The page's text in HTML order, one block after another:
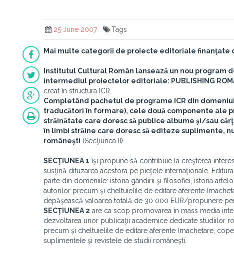
25 June 2007 Tags
Mai multe categorii de proiecte editoriale finanţate
Institutul Cultural Român lansează un nou
intermediul proiectelor editoriale: PUBLISHING
creat în structura ICR.
Completând pachetul de programe ICR din
traducători în formare), cele două componente ale
străinătate care doresc să publice albume şi/sau
în limbi străine care doresc să editeze suplimente,
româneşti (Secţiunea II)
SECŢIUNEA 1 îşi propune să contribuie la creşterea
susţină difuzarea acestora pe pieţele internaţionale.
parte din domeniile: istoria gândirii şi filosofiei, istoria
autorilor precum şi cheltuielile de editare aferente
depăşească valoarea totală de 30 000 EUR/propunere
SECŢIUNEA 2 are ca scop promovarea în mass media
dezvoltarea unor publicaţii academice dedicate studiilor
precum şi cheltuielile de editare aferente (machetare,
suplimentele şi revistele de studii româneşti.